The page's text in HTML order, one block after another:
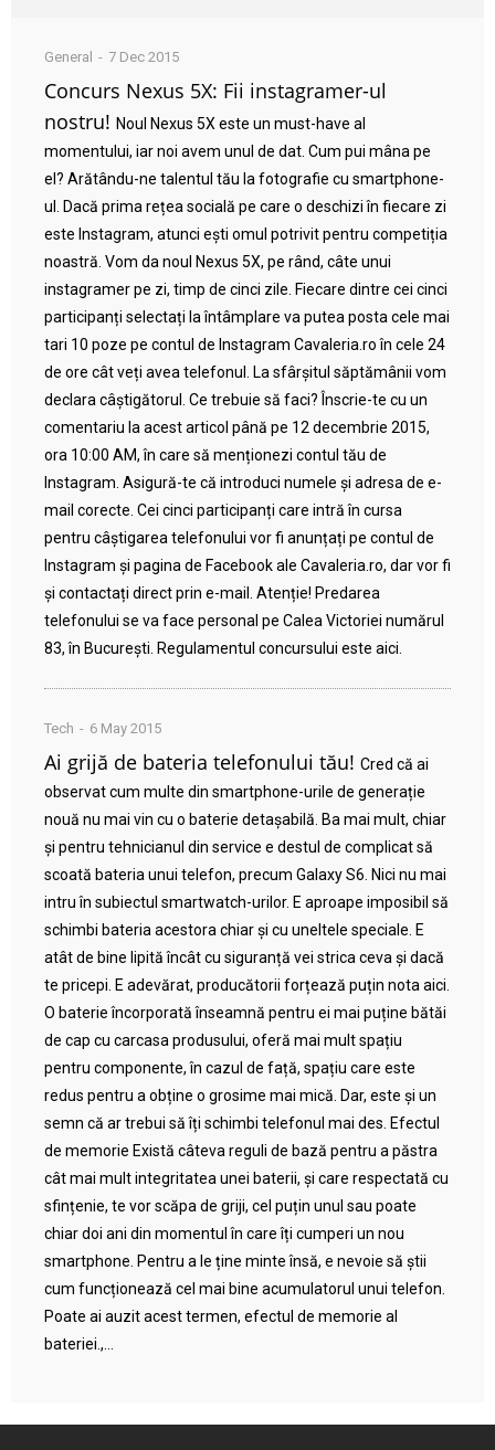
General 7 Dec 2015
Concurs Nexus 5X: Fii instagramer-ul
nostru! Noul Nexus 5X este un must-have al
momentului, iar noi avem unul de dat. Cum pui mâna pe
el? Arătându-ne talentul tău la fotografie cu smartphone-
ul. Dacă prima rețea socială pe care o deschizi în fiecare zi
este Instagram, atunci ești omul potrivit pentru competiția
noastră. Vom da noul Nexus 5X, pe rând, câte unui
instagramer pe zi, timp de cinci zile. Fiecare dintre cei cinci
participanți selectați la întâmplare va putea posta cele mai
tari 10 poze pe contul de Instagram Cavaleria.ro în cele 24
de ore cât veți avea telefonul. La sfârșitul săptămânii vom
declara câștigătorul. Ce trebuie să faci? Înscrie-te cu un
comentariu la acest articol până pe 12 decembrie 2015,
ora 10:00 AM, în care să menționezi contul tău de
Instagram. Asigură-te că introduci numele și adresa de e-
mail corecte. Cei cinci participanți care intră în cursa
pentru câștigarea telefonului vor fi anunțați pe contul de
Instagram și pagina de Facebook ale Cavaleria.ro, dar vor fi
și contactați direct prin e-mail. Atenție! Predarea
telefonului se va face personal pe Calea Victoriei numărul
83, în București. Regulamentul concursului este aici.
Tech 6 May 2015
Ai grijă de bateria telefonului tău! Cred că ai
observat cum multe din smartphone-urile de generație
nouă nu mai vin cu o baterie detașabilă. Ba mai mult, chiar
și pentru tehnicianul din service e destul de complicat să
scoată bateria unui telefon, precum Galaxy S6. Nici nu mai
intru în subiectul smartwatch-urilor. E aproape imposibil să
schimbi bateria acestora chiar și cu uneltele speciale. E
atât de bine lipită încât cu siguranță vei strica ceva și dacă
te pricepi. E adevărat, producătorii forțează puțin nota aici.
O baterie încorporată înseamnă pentru ei mai puține bătăi
de cap cu carcasa produsului, oferă mai mult spațiu
pentru componente, în cazul de față, spațiu care este
redus pentru a obține o grosime mai mică. Dar, este și un
semn că ar trebui să îți schimbi telefonul mai des. Efectul
de memorie Există câteva reguli de bază pentru a păstra
cât mai mult integritatea unei baterii, și care respectată cu
sfințenie, te vor scăpa de griji, cel puțin unul sau poate
chiar doi ani din momentul în care îți cumperi un nou
smartphone. Pentru a le ține minte însă, e nevoie să știi
cum funcționează cel mai bine acumulatorul unui telefon.
Poate ai auzit acest termen, efectul de memorie al
bateriei.,...